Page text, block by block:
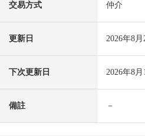
交易方式 仲介
更新日 2026年8月
下次更新日 2026年8月
備註 －